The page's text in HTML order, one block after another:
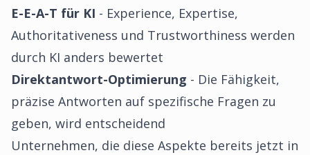
E-E-A-T für KI - Experience, Expertise,
Authoritativeness und Trustworthiness werden
durch KI anders bewertet
Direktantwort-Optimierung - Die Fähigkeit,
präzise Antworten auf spezifische Fragen zu
geben, wird entscheidend
Unternehmen, die diese Aspekte bereits jetzt in